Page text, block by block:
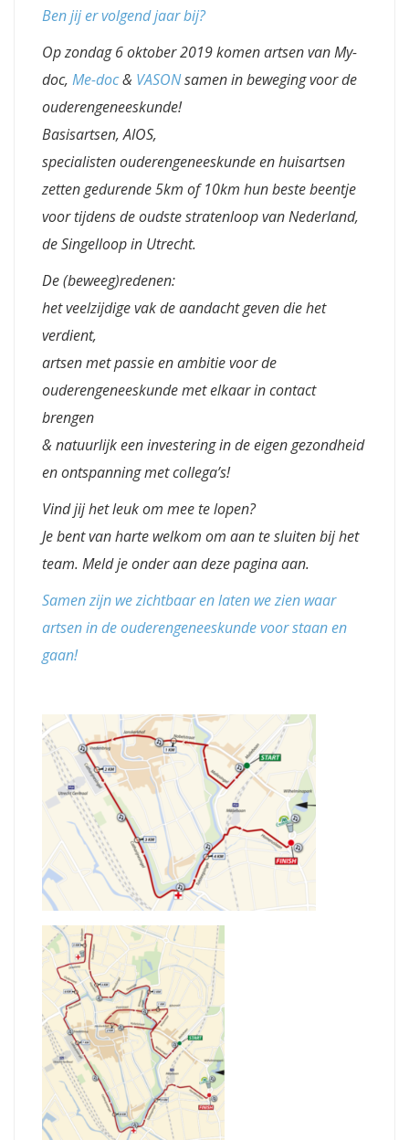
Ben jij er volgend jaar bij?
Op zondag 6 oktober 2019 komen artsen van My-
doc, Me-doc& VASONsamen in beweging voor de
ouderengeneeskunde!
Basisartsen, AIOS,
specialisten ouderengeneeskunde en huisartsen
zetten gedurende 5km of 10km hun beste beentje
voor tijdens de oudste stratenloop van Nederland,
de Singelloop in Utrecht.
De (beweeg)redenen:
het veelzijdige vak de aandacht geven die het
verdient,
artsen met passie en ambitie voor de
ouderengeneeskunde met elkaar in contact
brengen
& natuurlijk een investering in de eigen gezondheid
en ontspanning met collega’s!
Vind jij het leuk om mee te lopen?
Je bent van harte welkom om aan te sluiten bij het
team. Meld je onder aan deze pagina aan.
Samen zijn we zichtbaar en laten we zien waar
artsen in de ouderengeneeskunde voor staan en
gaan!